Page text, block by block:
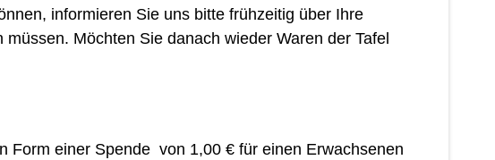
informieren Sie uns bitte frühzeitig über Ihre
Möchten Sie danach wieder Waren der Tafel
Form einer Spende von 1,00 € für einen Erwachsenen